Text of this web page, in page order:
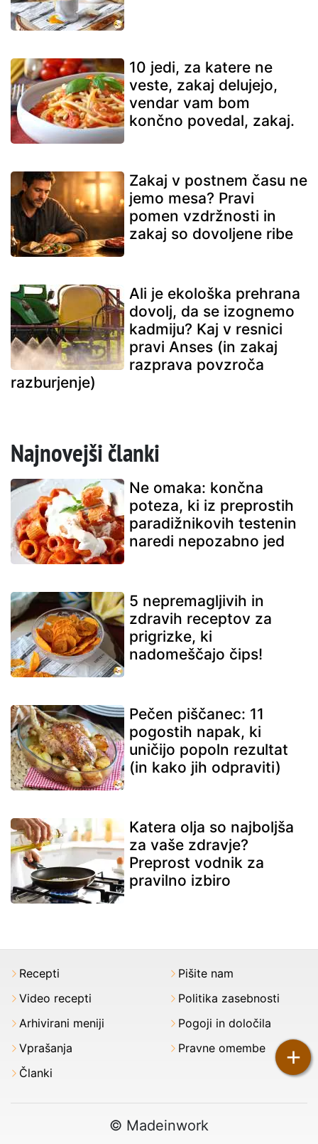
10 jedi, za katere ne
veste, zakaj delujejo,
vendar vam bom
končno povedal, zakaj.
Zakaj v postnem času ne
jemo mesa? Pravi
pomen vzdržnosti in
zakaj so dovoljene ribe
Ali je ekološka prehrana
dovolj, da se izognemo
kadmiju? Kaj v resnici
pravi Anses (in zakaj
razprava povzroča
razburjenje)
Najnovejši članki
Ne omaka: končna
poteza, ki iz preprostih
paradižnikovih testenin
naredi nepozabno jed
5 nepremagljivih in
zdravih receptov za
prigrizke, ki
nadomeščajo čips!
Pečen piščanec: 11
pogostih napak, ki
uničijo popoln rezultat
(in kako jih odpraviti)
Katera olja so najboljša
za vaše zdravje?
Preprost vodnik za
pravilno izbiro
+
Recepti
Video recepti
Arhivirani meniji
Vprašanja
Članki
Pišite nam
Politika zasebnosti
Pogoji in določila
Pravne omembe
© Madeinwork